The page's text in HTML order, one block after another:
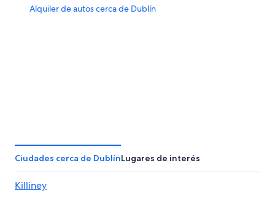
Alquiler de autos cerca de Dublín
Ciudades cerca de DublínLugares de interés
Killiney